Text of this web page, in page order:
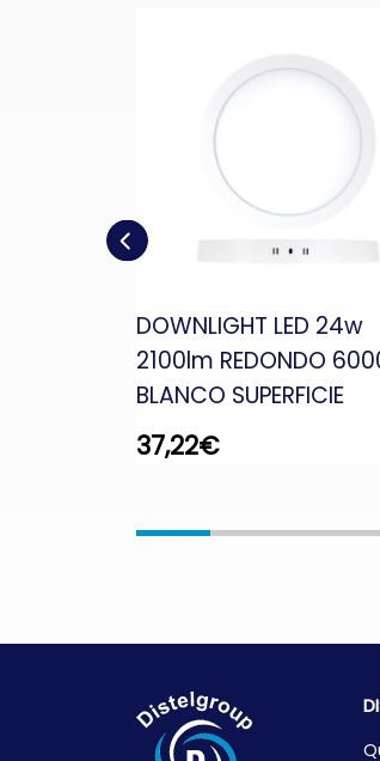
DOWNLIGHT LED 24w
2100lm REDONDO
BLANCO SUPERFICIE
37,22€